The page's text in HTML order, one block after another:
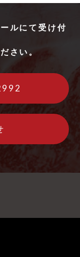
ルにて受け付
さい。